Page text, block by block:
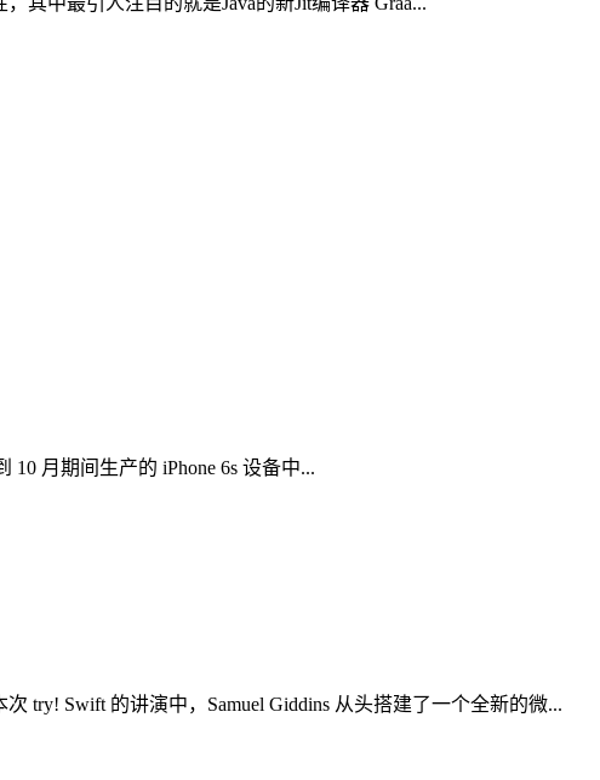
月期间生产的 iPhone 6s 设备中...
try! Swift 的讲演中，Samuel Giddins 从头搭建了一个全新的微...